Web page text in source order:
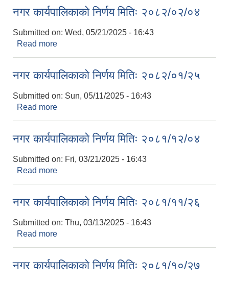
नगर कार्यपालिकाको निर्णय मितिः २०८२/०२/०४
Submitted on: Wed, 05/21/2025 - 16:43
Read more
नगर कार्यपालिकाको निर्णय मितिः २०८२/०१/२५
Submitted on: Sun, 05/11/2025 - 16:43
Read more
नगर कार्यपालिकाको निर्णय मितिः २०८१/१२/०४
Submitted on: Fri, 03/21/2025 - 16:43
Read more
नगर कार्यपालिकाको निर्णय मितिः २०८१/११/२६
Submitted on: Thu, 03/13/2025 - 16:43
Read more
नगर कार्यपालिकाको निर्णय मितिः २०८१/१०/२७